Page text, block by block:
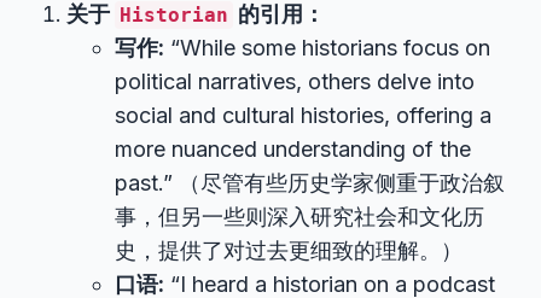
关于 Historian 的引用：
写作: “While some historians focus on
political narratives, others delve into
social and cultural histories, offering a
more nuanced understanding of the
past.” （尽管有些历史学家侧重于政治叙
事，但另一些则深入研究社会和文化历
史，提供了对过去更细致的理解。）
口语: “I heard a historian on a podcast